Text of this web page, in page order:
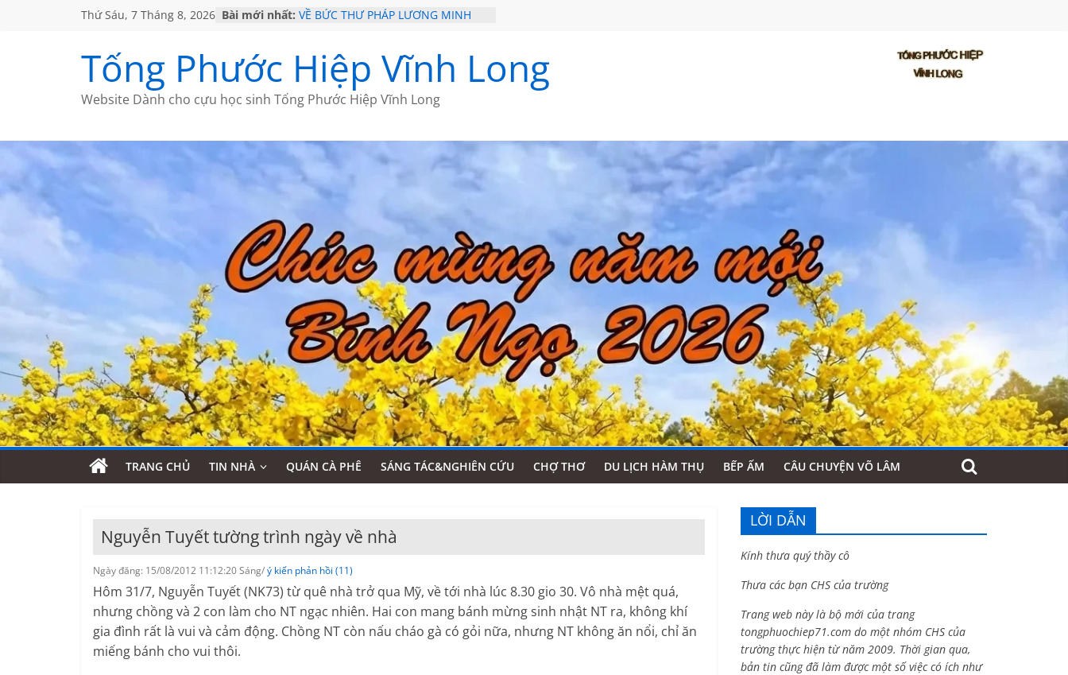
Thứ Sáu, 7 Tháng 8, 2026 Bài mới nhất: VỀ BỨC THƯ PHÁP LƯƠNG MINH
MỘT ĐỜI ĐI QUA NHỮNG TRANG
SÁCH
BẤT CHỢT CỦA CHÂU LỆ DUNG
CÀ PHÊ NGẮM NÚI
Tống Phước Hiệp Vĩnh Long
Website Dành cho cựu học sinh Tống Phước Hiệp Vĩnh Long
TRANG CHỦ TIN NHÀ QUÁN CÀ PHÊ SÁNG TÁC&NGHIÊN CỨU CHỢ THƠ DU LỊCH HÀM THỤ BẾP ẤM CÂU CHUYỆN VÕ LÂM
Nguyễn Tuyết tường trình ngày về nhà
Ngày đăng: 15/08/2012 11:12:20 Sáng/ý kiến phản hồi (11)
Hôm 31/7, Nguyễn Tuyết (NK73) từ quê nhà trở qua Mỹ, về tới nhà lúc 8.30 gio 30. Vô nhà mệt quá,
nhưng chồng và 2 con làm cho NT ngạc nhiên. Hai con mang bánh mừng sinh nhật NT ra, không khí
gia đình rất là vui và cảm động. Chồng NT còn nấu cháo gà có gỏi nữa, nhưng NT không ăn nổi, chỉ ăn
miếng bánh cho vui thôi.
LỜI DẪN
Kính thưa quý thầy cô
Thưa các bạn CHS của trường
Trang web này là bộ mới của trang
tongphuochiep71.com do một nhóm CHS của
trường thực hiện từ năm 2009. Thời gian qua,
bản tin cũng đã làm được một số việc có ích như